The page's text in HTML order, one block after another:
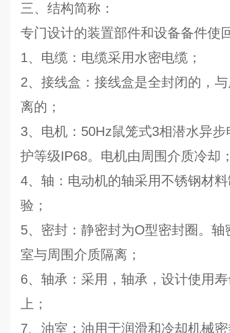
三、结构简称：
专门设计的装置部件和设备备件使
1、电缆：电缆采用水密电缆；
2、接线盒：接线盒是全封闭的，
离的；
3、电机：50Hz鼠笼式3相潜水异
护等级IP68。电机由周围介质冷却
4、轴：电动机的轴采用不锈钢材
验；
5、密封：静密封为O型密封圈。
室与周围介质隔离；
6、轴承：采用，轴承，设计使用
上；
7、油室：油用于润滑和冷却机械